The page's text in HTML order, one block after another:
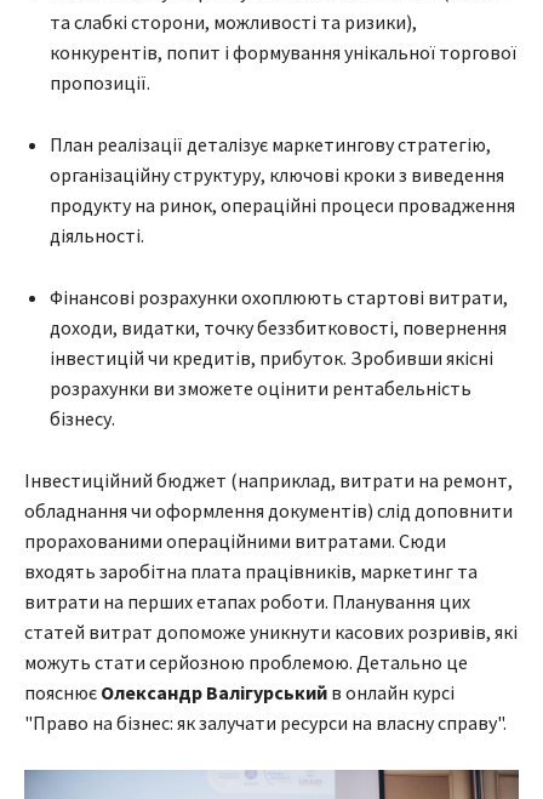
та слабкі сторони, можливості та ризики),
конкурентів, попит і формування унікальної торгової
пропозиції.
План реалізації деталізує маркетингову стратегію,
організаційну структуру, ключові кроки з виведення
продукту на ринок, операційні процеси провадження
діяльності.
Фінансові розрахунки охоплюють стартові витрати,
доходи, видатки, точку беззбитковості, повернення
інвестицій чи кредитів, прибуток. Зробивши якісні
розрахунки ви зможете оцінити рентабельність
бізнесу.
Інвестиційний бюджет (наприклад, витрати на ремонт,
обладнання чи оформлення документів) слід доповнити
прорахованими операційними витратами. Сюди
входять заробітна плата працівників, маркетинг та
витрати на перших етапах роботи. Планування цих
статей витрат допоможе уникнути касових розривів, які
можуть стати серйозною проблемою. Детально це
пояснює Олександр Валігурський в онлайн курсі
"Право на бізнес: як залучати ресурси на власну справу".